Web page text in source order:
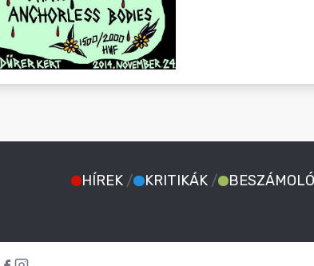
HÍREK / KRITIKÁK /